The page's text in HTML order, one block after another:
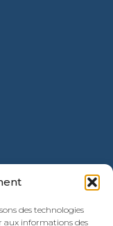
des technologies
aux informations des